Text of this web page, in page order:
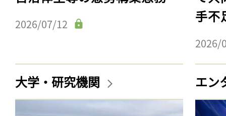
2026/07/12
手不
2026/
大学・研究機関 エン